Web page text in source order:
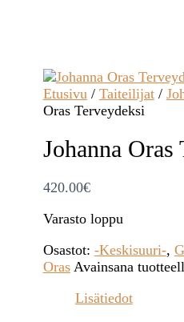
Etusivu/ Taiteilijat/
Oras Terveydeksi
Johanna Oras
420.00€
Varasto loppu
Osastot: -Keskisuuri-,
Oras Avainsana
Lisätiedot